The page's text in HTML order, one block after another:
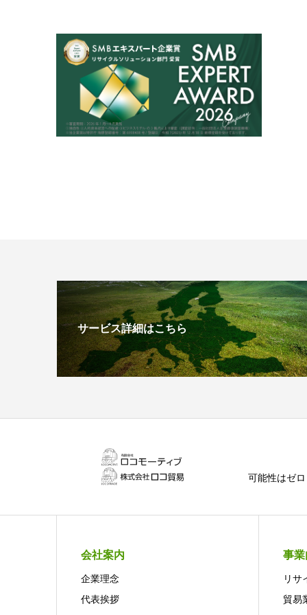
サービス詳細はこちら
可能性はゼ
会社案内
企業理念
代表挨拶
事
リサ
貿易